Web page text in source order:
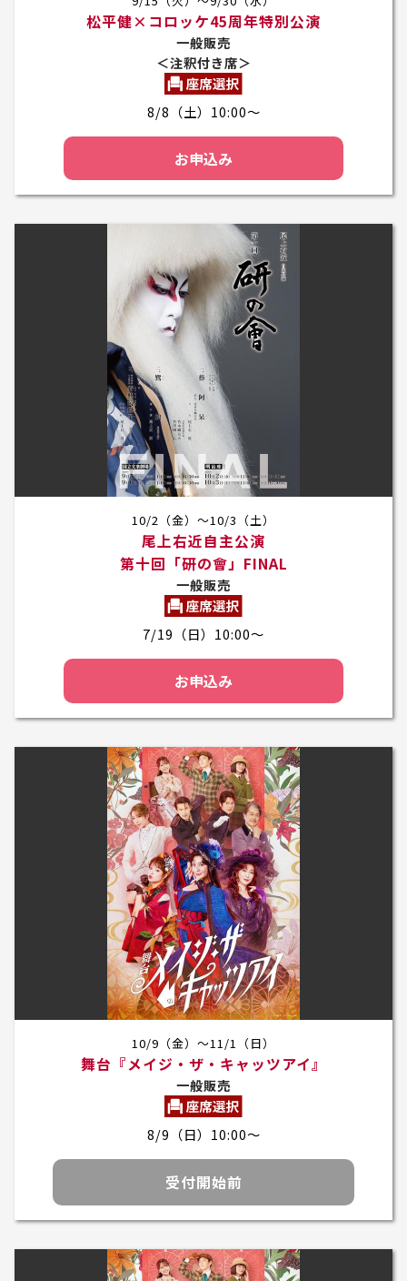
松平健×コロッケ45周年特別公演
一般販売
＜注釈付き席＞
8/8（土）10:00～
お申込み
10/2（金）～10/3（土）
尾上右近自主公演
第十回「研の會」FINAL
一般販売
7/19（日）10:00～
お申込み
10/9（金）～11/1（日）
舞台『メイジ・ザ・キャッツアイ』
一般販売
8/9（日）10:00～
受付開始前